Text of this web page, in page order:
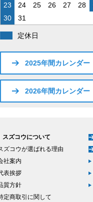
23
24 25 26 27 28
30
31
定休日
2025年間カレンダー
2026年間カレンダー
スズコウについて
ズコウが選ばれる理由
社案内
表挨拶
質方針
定商取引に関して